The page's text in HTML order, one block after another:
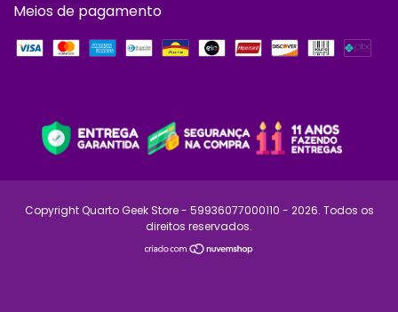
Meios de pagamento
Copyright Quarto Geek Store - 59936077000110 - 2026. Todos os
direitos reservados.